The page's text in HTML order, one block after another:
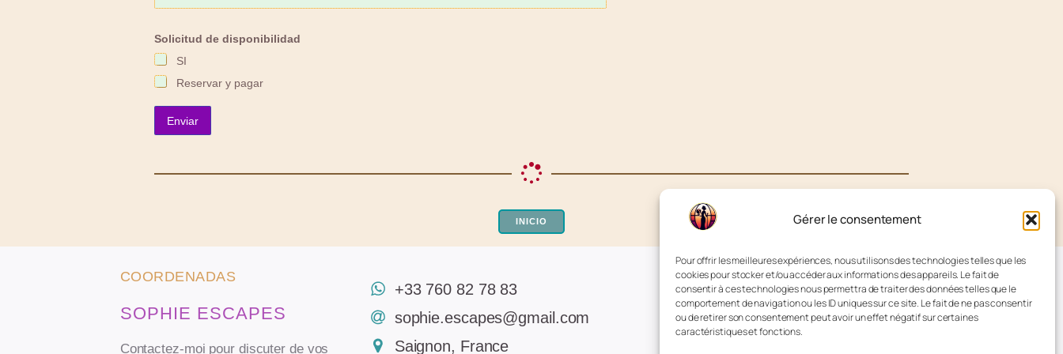
Gérer le consentement
Pour offrir les meilleures expériences, nous utilisons des technologies telles que les
cookies pour stocker et/ou accéder aux informations des appareils. Le fait de
consentir à ces technologies nous permettra de traiter des données telles que le
comportement de navigation ou les ID uniques sur ce site. Le fait de ne pas consentir
ou de retirer son consentement peut avoir un effet négatif sur certaines
caractéristiques et fonctions.
Solicitud de disponibilidad
SI
Reservar y pagar
Enviar
INICIO
COORDENADAS
SOPHIE ESCAPES
Contactez-moi pour discuter de vos
+33 760 82 78 83
sophie.escapes@gmail.com
Saignon, France
Facebook
Pinterest
Instagram